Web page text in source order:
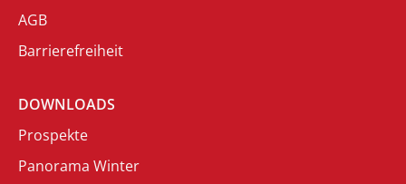
AGB
Barrierefreiheit
DOWNLOADS
Prospekte
Panorama Winter